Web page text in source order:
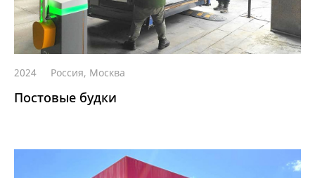
2024 Россия, Москва
Постовые будки